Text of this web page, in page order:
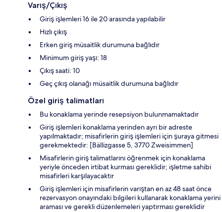
Varış/Çıkış
Giriş işlemleri 16 ile 20 arasında yapılabilir
Hızlı çıkış
Erken giriş müsaitlik durumuna bağlıdır
Minimum giriş yaşı: 18
Çıkış saati: 10
Geç çıkış olanağı müsaitlik durumuna bağlıdır
Özel giriş talimatları
Bu konaklama yerinde resepsiyon bulunmamaktadır
Giriş işlemleri konaklama yerinden ayrı bir adreste
yapılmaktadır; misafirlerin giriş işlemleri için şuraya gitmesi
gerekmektedir: [Bällizgasse 5, 3770 Zweisimmen]
Misafirlerin giriş talimatlarını öğrenmek için konaklama
yeriyle önceden irtibat kurması gereklidir; işletme sahibi
misafirleri karşılayacaktır
Giriş işlemleri için misafirlerin varıştan en az 48 saat önce
rezervasyon onayındaki bilgileri kullanarak konaklama yerini
araması ve gerekli düzenlemeleri yaptırması gereklidir